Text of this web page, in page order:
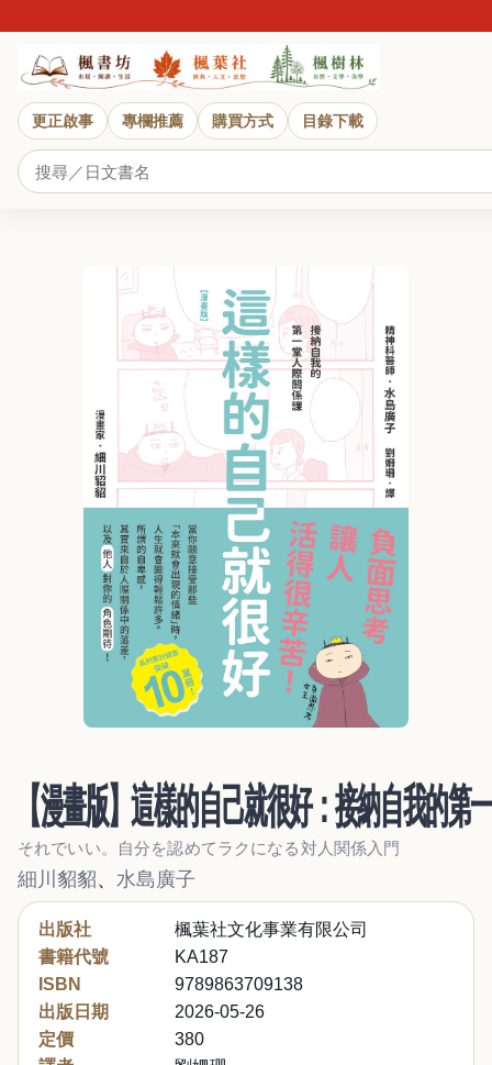
更正啟事 專欄推薦 購買方式 目錄下載
【漫畫版】這樣的自己就很好：接納自我的第
それでいい。自分を認めてラクになる対人関係入門
細川貂貂、 水島廣子
出版社
楓葉社文化事業有限公司
書籍代號
KA187
ISBN
9789863709138
出版日期
2026-05-26
定價
380